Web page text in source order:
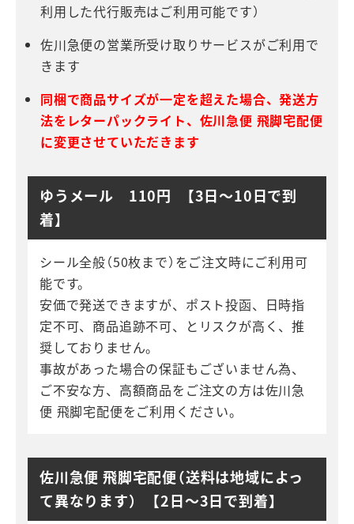
利用した代行販売はご利用可能です）
佐川急便の営業所受け取りサービスがご利用で
きます
同梱で商品サイズが一定を超えた場合、発送方
法をレターパックライト、佐川急便 飛脚宅配便
に変更させていただきます
ゆうメール 110円 【3日～10日で到
着】
シール全般（50枚まで）をご注文時にご利用可
能です。
安価で発送できますが、ポスト投函、日時指
定不可、商品追跡不可、とリスクが高く、推
奨しておりません。
事故があった場合の保証もございません為、
ご不安な方、高額商品をご注文の方は佐川急
便 飛脚宅配便をご利用ください。
佐川急便 飛脚宅配便（送料は地域によっ
て異なります） 【2日～3日で到着】